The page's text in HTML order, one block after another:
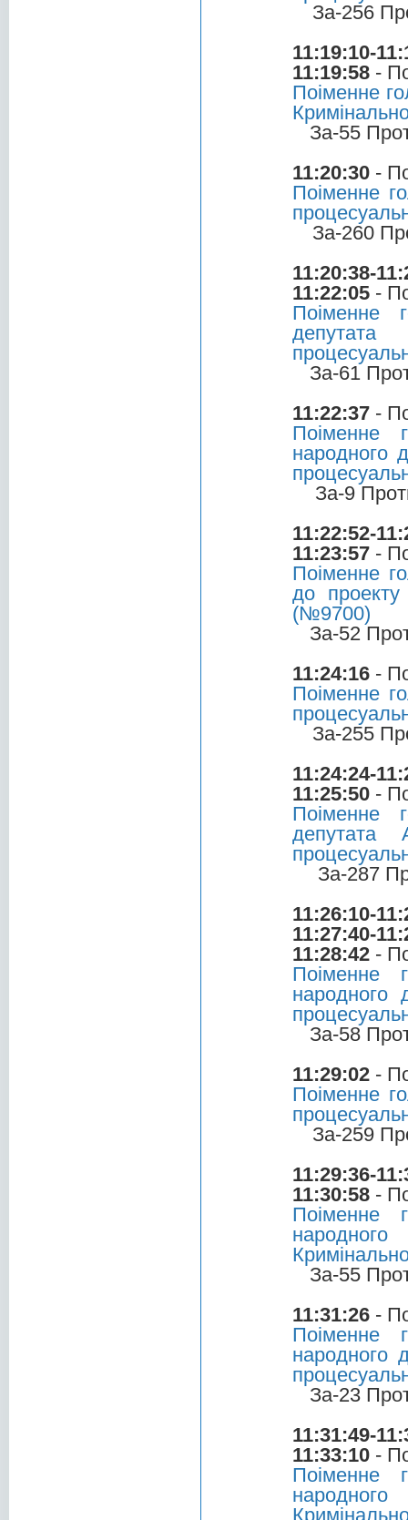
За-256
11:19:10-
11:19:58 -
Поіменне
За-55
11:20:30 -
Поіменне
За-260
11:20:38-
11:22:05 -
Поіменне
За-61
11:22:37 -
Поіменне
народного
За-9
11:22:52-
11:23:57 -
Поіменне
до проекту
(№9700)
За-52
11:24:16 -
Поіменне
За-255
11:24:24-
11:25:50 -
Поіменне
депутата
За-287
11:26:10-
11:27:40-
11:28:42 -
Поіменне
народного
За-58
11:29:02 -
Поіменне
За-259
11:29:36-
11:30:58 -
Поіменне
За-55
11:31:26 -
Поіменне
народного
За-23
11:31:49-
11:33:10 -
Поіменне